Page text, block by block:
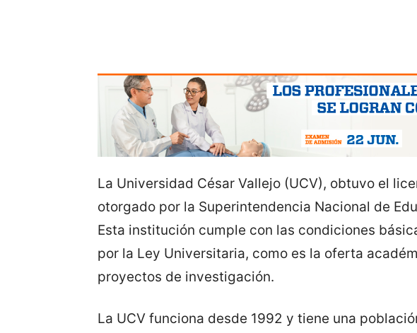
La Universidad César Vallejo (UCV), obtuvo el
otorgado por la Superintendencia Nacional de
Esta institución cumple con las condiciones
por la Ley Universitaria, como es la oferta
proyectos de investigación.
La UCV funciona desde 1992 y tiene una